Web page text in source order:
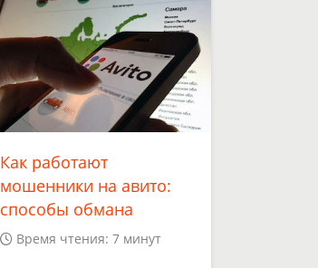
Как работают
мошенники на авито:
способы обмана
Время чтения: 7 минут